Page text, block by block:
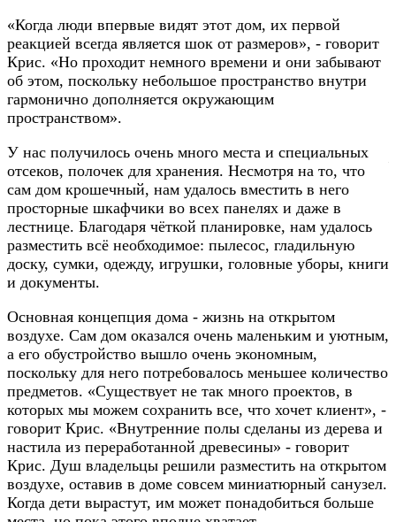
«Когда люди впервые видят этот дом, их первой
реакцией всегда является шок от размеров», - говорит
Крис. «Но проходит немного времени и они забывают
об этом, поскольку небольшое пространство внутри
гармонично дополняется окружающим
пространством».
У нас получилось очень много места и специальных
отсеков, полочек для хранения. Несмотря на то, что
сам дом крошечный, нам удалось вместить в него
просторные шкафчики во всех панелях и даже в
лестнице. Благодаря чёткой планировке, нам удалось
разместить всё необходимое: пылесос, гладильную
доску, сумки, одежду, игрушки, головные уборы, книги
и документы.
Основная концепция дома - жизнь на открытом
воздухе. Сам дом оказался очень маленьким и уютным,
а его обустройство вышло очень экономным,
поскольку для него потребовалось меньшее количество
предметов. «Существует не так много проектов, в
которых мы можем сохранить все, что хочет клиент», -
говорит Крис. «Внутренние полы сделаны из дерева и
настила из переработанной древесины» - говорит
Крис. Душ владельцы решили разместить на открытом
воздухе, оставив в доме совсем миниатюрный санузел.
Когда дети вырастут, им может понадобиться больше